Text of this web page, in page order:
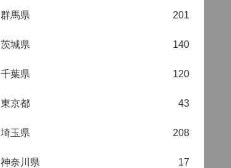
群馬県 201
茨城県 140
千葉県 120
東京都 43
埼玉県 208
神奈川県 17